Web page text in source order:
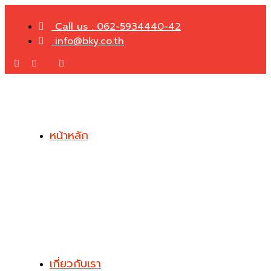
Call us : 062-5934440-42
info@bky.co.th
หน้าหลัก
เกี่ยวกับเรา